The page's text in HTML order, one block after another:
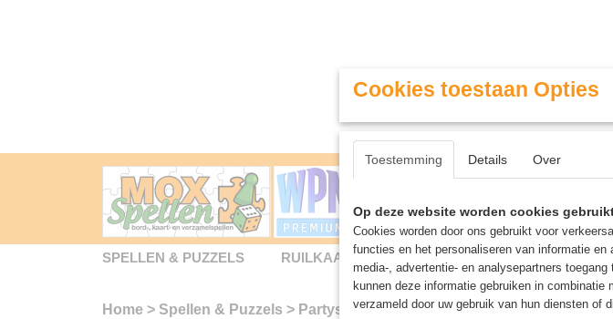
Contact & Openingstijden
SPELLEN & PUZZELS RUILKAARTEN MINIATURE GAMING
Home > Spellen & Puzzels > Partyspellen>Hot Streak - Party Game (EN)
Cookies toestaan Opties
Toestemming Details Over
Op deze website worden cookies
Cookies worden door ons gebruikt voor
functies en het personaliseren van informatie
media-, advertentie- en analysepartners
kunnen deze informatie gebruiken in combinatie
verzameld door uw gebruik van hun diensten of